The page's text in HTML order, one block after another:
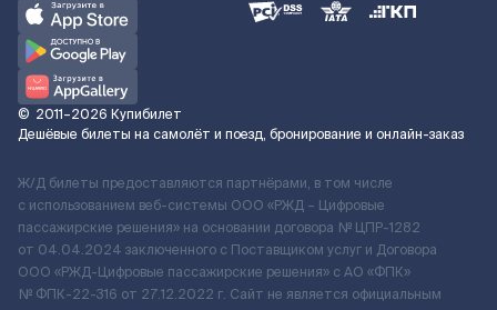
© 2011–2026 Купибилет
Дешёвые билеты на самолёт и поезд, бронирование и онлайн-заказ
Ж/Д билеты предоставляются партнёрами, в том числе
с использованием веб-системы ООО «РЖД – Цифровые
пассажирские решения» на основании договора № ЦПР-1282
от 04.04.2024 заключенного с Поставщиком услуг и Договора
ООО «РЖД-Цифровые пассажирские решения» c АО «ФПК»
№ ФПК-22-316 от 27.12.2022 г. Сайт не является официальным